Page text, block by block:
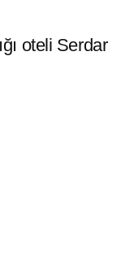
oteli Serdar